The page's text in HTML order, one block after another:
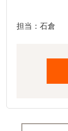
担当：石倉